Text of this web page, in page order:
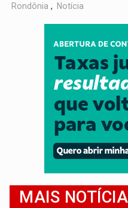
Rondônia, Notícia
MAIS